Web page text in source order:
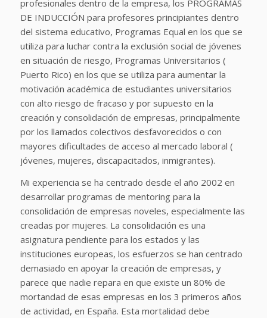
profesionales dentro de la empresa, los PROGRAMAS
DE INDUCCIÓN para profesores principiantes dentro
del sistema educativo, Programas Equal en los que se
utiliza para luchar contra la exclusión social de jóvenes
en situación de riesgo, Programas Universitarios (
Puerto Rico) en los que se utiliza para aumentar la
motivación académica de estudiantes universitarios
con alto riesgo de fracaso y por supuesto en la
creación y consolidación de empresas, principalmente
por los llamados colectivos desfavorecidos o con
mayores dificultades de acceso al mercado laboral (
jóvenes, mujeres, discapacitados, inmigrantes).
Mi experiencia se ha centrado desde el año 2002 en
desarrollar programas de mentoring para la
consolidación de empresas noveles, especialmente las
creadas por mujeres. La consolidación es una
asignatura pendiente para los estados y las
instituciones europeas, los esfuerzos se han centrado
demasiado en apoyar la creación de empresas, y
parece que nadie repara en que existe un 80% de
mortandad de esas empresas en los 3 primeros años
de actividad, en España. Esta mortalidad debe